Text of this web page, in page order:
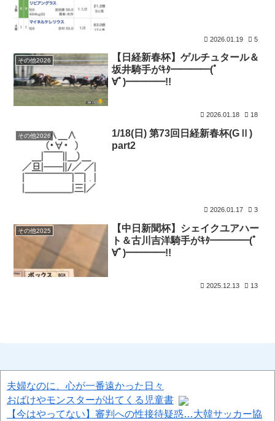
2026.01.19 5
その他2026
【日経新春杯】ゲルチュタール＆
坂井騎手がｷﾀ━━━━(ﾟ
∀ﾟ)━━━━!!
2026.01.18 18
その他2026
1/18(日) 第73回日経新春杯(GⅡ)
part2
2026.01.17 3
その他2025
【中日新聞杯】シェイクユアハー
ト＆古川吉洋騎手がｷﾀ━━━━(ﾟ
∀ﾟ)━━━━!!
2025.12.13 13
夫婦なのに、心が一番遠かった日々
おばけやモンスターが出てくる児童書
【今はやってない】審判への性接待疑惑…大韓サッカー協